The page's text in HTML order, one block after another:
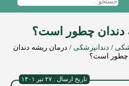
دندان چطور است؟
/ دندانپزشکی / درمان ریشه دندان
چطور است؟
تاریخ ارسال : ۲۷ تیر ۱۴۰۱